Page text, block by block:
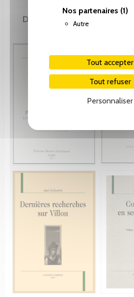
Nos partenaires (1)
Autre
Tout accepter
Tout refuser
Personnaliser
DE LA MÊME COLLECTION